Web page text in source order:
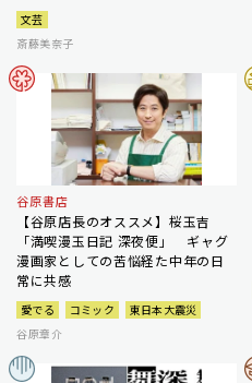
文芸
斎藤美奈子
谷原書店
【谷原店長のオススメ】桜玉吉
「満喫漫玉日記 深夜便」 ギャグ
漫画家としての苦悩経た中年の日
常に共感
愛でる コミック
東日本大震災
谷原章介